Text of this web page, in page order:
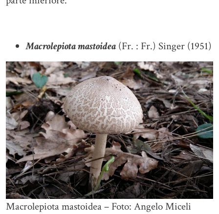
Macrolepiota mastoidea(Fr. : Fr.) Singer (1951)
Macrolepiota mastoidea – Foto: Angelo Miceli